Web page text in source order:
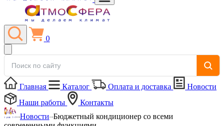
0
Главная Каталог Оплата и доставка
Новости
Наши работы
Контакты
Новости Бюджетный кондиционер со всеми